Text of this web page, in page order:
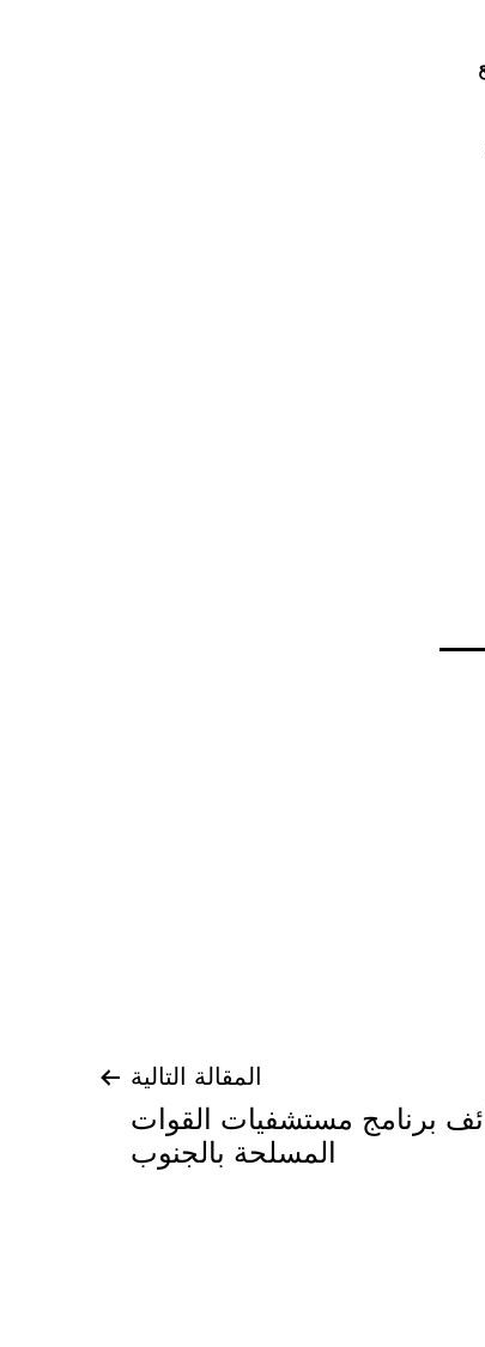
المقالة التالية
برنامج مستشفيات القوات
المسلحة بالجنوب